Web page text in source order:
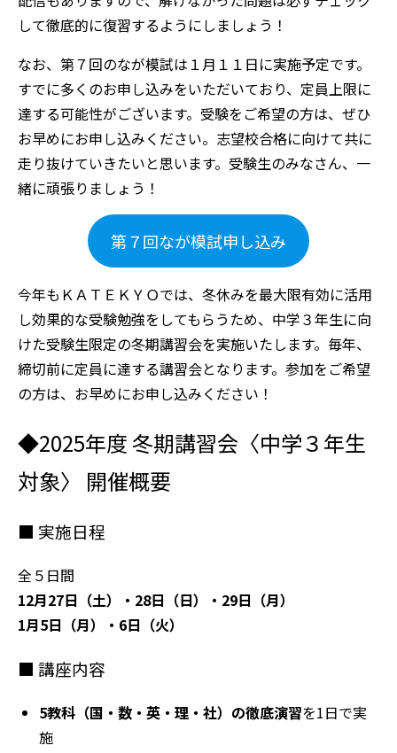
して徹底的に復習するようにしましょう！
なお、第７回のなが模試は１月１１日に実施予定です。
すでに多くのお申し込みをいただいており、定員上限に
達する可能性がございます。受験をご希望の方は、ぜひ
お早めにお申し込みください。志望校合格に向けて共に
走り抜けていきたいと思います。受験生のみなさん、一
緒に頑張りましょう！
第７回なが模試申し込み
今年もＫＡＴＥＫＹＯでは、冬休みを最大限有効に活用
し効果的な受験勉強をしてもらうため、中学３年生に向
けた受験生限定の冬期講習会を実施いたします。毎年、
締切前に定員に達する講習会となります。参加をご希望
の方は、お早めにお申し込みください！
◆2025年度 冬期講習会〈中学３年生
対象〉 開催概要
■ 実施日程
全５日間
12月27日（土）・28日（日）・29日（月）
1月5日（月）・6日（火）
■ 講座内容
5教科（国・数・英・理・社）の徹底演習を1日で実
施